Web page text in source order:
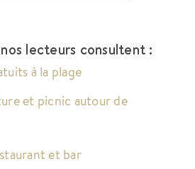
lecteurs consultent :
à la plage
et picnic autour de
et bar